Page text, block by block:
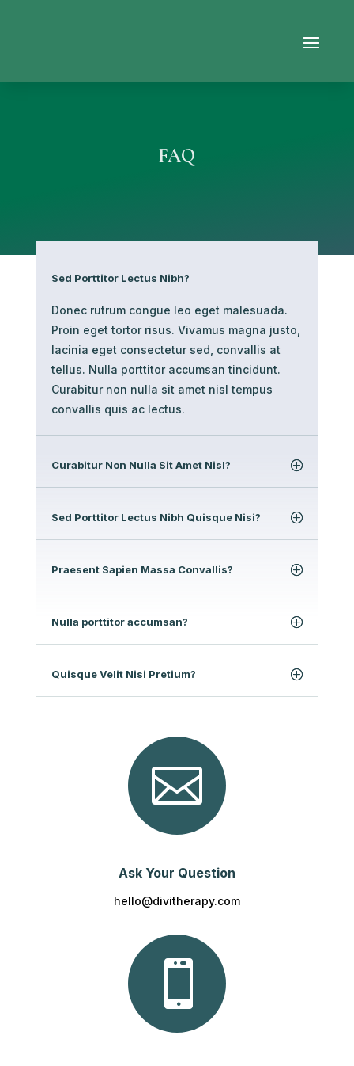
FAQ
Sed Porttitor Lectus Nibh?
Donec rutrum congue leo eget malesuada.
Proin eget tortor risus. Vivamus magna justo,
lacinia eget consectetur sed, convallis at
tellus. Nulla porttitor accumsan tincidunt.
Curabitur non nulla sit amet nisl tempus
convallis quis ac lectus.
Curabitur Non Nulla Sit Amet Nisl?
Sed Porttitor Lectus Nibh Quisque Nisi?
Praesent Sapien Massa Convallis?
Nulla porttitor accumsan?
Quisque Velit Nisi Pretium?

Ask Your Question
hello@divitherapy.com
